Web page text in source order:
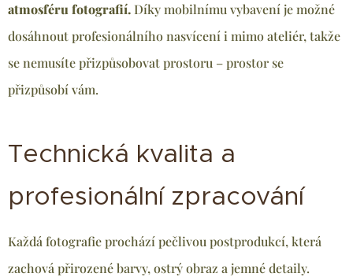
atmosféru fotografií.Díky mobilnímu vybavení je možné
dosáhnout profesionálního nasvícení i mimo ateliér, takže
se nemusíte přizpůsobovat prostoru – prostor se
přizpůsobí vám.
Technická kvalita a
profesionální zpracování
Každá fotografie prochází pečlivou postprodukcí, která
zachová přirozené barvy, ostrý obraz a jemné detaily.